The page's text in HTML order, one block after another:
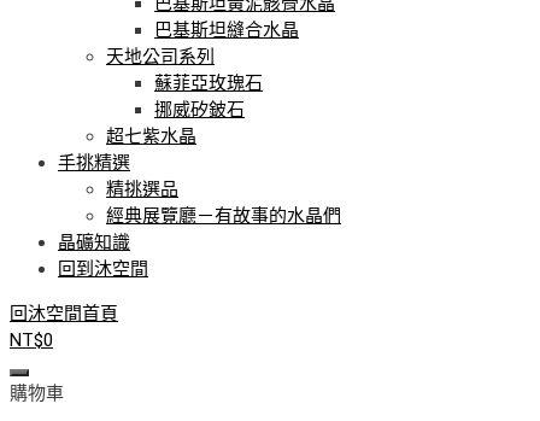
巴基斯坦縫合水晶
天地公司系列
蘇菲亞玫瑰石
挪威矽鈹石
超七紫水晶
手挑精選
精挑選品
經典展覽廳－有故事的水晶們
晶礦知識
回到沐空間
回沐空間首頁
NT$0
購物車